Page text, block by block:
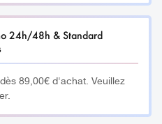
24h/48h & Standard
89,00€ d'achat. Veuillez